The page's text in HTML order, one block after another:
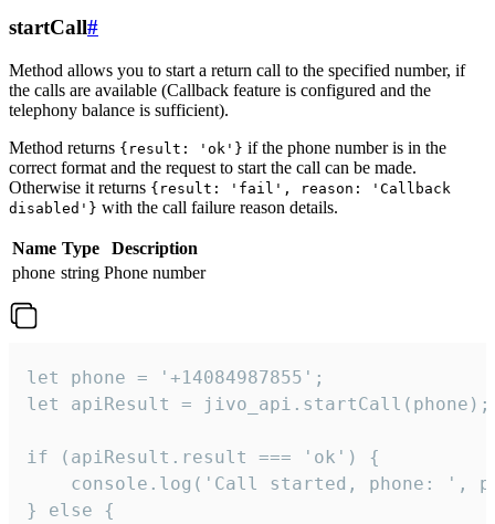
startCall#
Method allows you to start a return call to the specified number, if
the calls are available (Callback feature is configured and the
telephony balance is sufficient).
Method returns {result: 'ok'} if the phone number is in the
correct format and the request to start the call can be made.
Otherwise it returns {result: 'fail', reason: 'Callback
disabled'} with the call failure reason details.
Name Type
Description
phone string Phone number
let phone = '+14084987855';
let apiResult = jivo_api.startCall(phone);
if (apiResult.result === 'ok') {
console.log('Call started, phone: ',
} else {